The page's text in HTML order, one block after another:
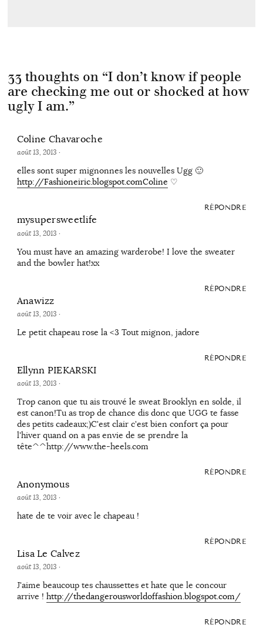
33 thoughts on “I don’t know if people
are checking me out or shocked at how
ugly I am.”
Coline Chavaroche
août 13, 2013 ·
elles sont super mignonnes les nouvelles Ugg 🙂
http://Fashioneiric.blogspot.comColine ♡
RÉPONDRE
mysupersweetlife
août 13, 2013 ·
You must have an amazing warderobe! I love the sweater
and the bowler hat!xx
RÉPONDRE
Anawizz
août 13, 2013 ·
Le petit chapeau rose la <3 Tout mignon, jadore
RÉPONDRE
Ellynn PIEKARSKI
août 13, 2013 ·
Trop canon que tu ais trouvé le sweat Brooklyn en solde, il
est canon!Tu as trop de chance dis donc que UGG te fasse
des petits cadeaux;)C'est clair c'est bien confort ça pour
l'hiver quand on a pas envie de se prendre la
tête^^http://www.the-heels.com
RÉPONDRE
Anonymous
août 13, 2013 ·
hate de te voir avec le chapeau !
RÉPONDRE
Lisa Le Calvez
août 13, 2013 ·
J'aime beaucoup tes chaussettes et hate que le concour
arrive ! http://thedangerousworldoffashion.blogspot.com/
RÉPONDRE